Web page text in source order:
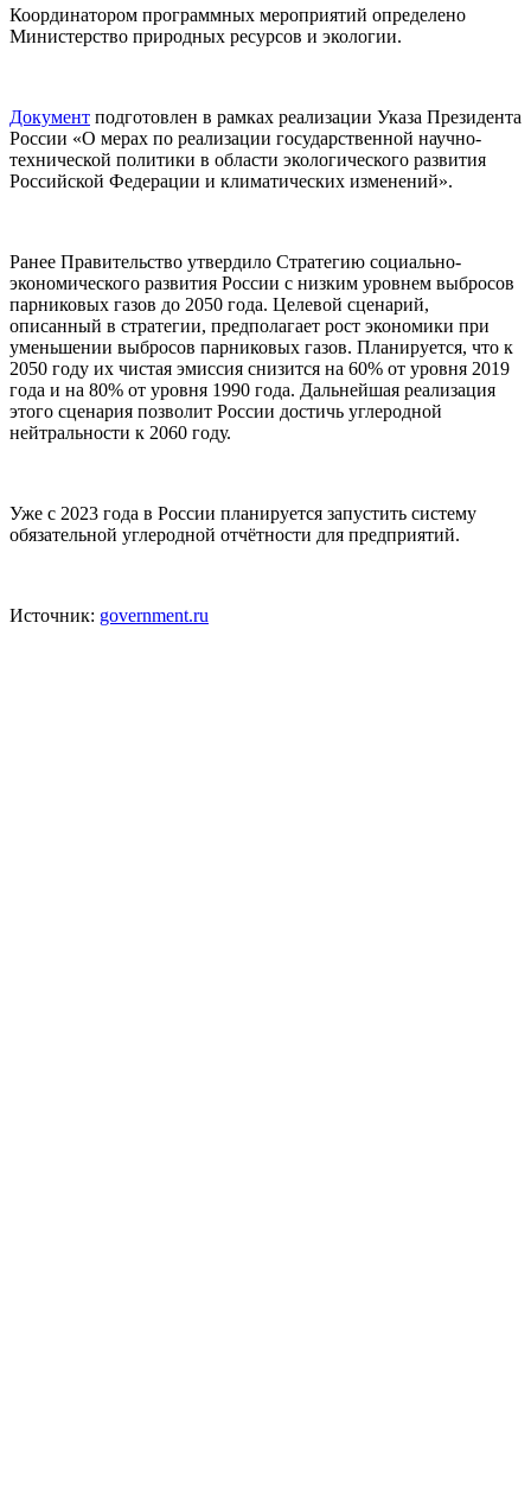
Координатором программных мероприятий определено
Министерство природных ресурсов и экологии.
Документ подготовлен в рамках реализации Указа Президента
России «О мерах по реализации государственной научно-
технической политики в области экологического развития
Российской Федерации и климатических изменений».
Ранее Правительство утвердило Стратегию социально-
экономического развития России с низким уровнем выбросов
парниковых газов до 2050 года. Целевой сценарий,
описанный в стратегии, предполагает рост экономики при
уменьшении выбросов парниковых газов. Планируется, что к
2050 году их чистая эмиссия снизится на 60% от уровня 2019
года и на 80% от уровня 1990 года. Дальнейшая реализация
этого сценария позволит России достичь углеродной
нейтральности к 2060 году.
Уже с 2023 года в России планируется запустить систему
обязательной углеродной отчётности для предприятий.
Источник: government.ru